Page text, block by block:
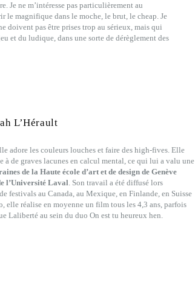
Je ne m’intéresse pas particulièrement au
le magnifique dans le moche, le brut, le cheap. Je
doivent pas être prises trop au sérieux, mais qui
et du ludique, dans une sorte de dérèglement des
L’Hérault
adore les couleurs louches et faire des high-fives. Elle
de graves lacunes en calcul mental, ce qui lui a valu une
de la Haute école d’art et de design de Genève
l’Université Laval. Son travail a été diffusé lors
festivals au Canada, au Mexique, en Finlande, en Suisse
elle réalise en moyenne un film tous les 4,3 ans, parfois
Laliberté au sein du duo On est tu heureux hen.